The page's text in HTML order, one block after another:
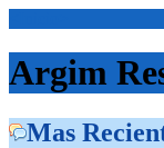
Argim
Mas